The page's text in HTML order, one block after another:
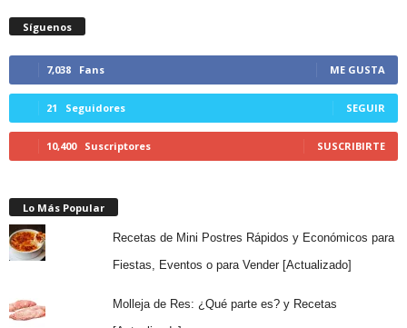
Síguenos
7,038 Fans ME GUSTA
21 Seguidores SEGUIR
10,400 Suscriptores SUSCRIBIRTE
Lo Más Popular
Recetas de Mini Postres Rápidos y Económicos para
Fiestas, Eventos o para Vender [Actualizado]
Molleja de Res: ¿Qué parte es? y Recetas